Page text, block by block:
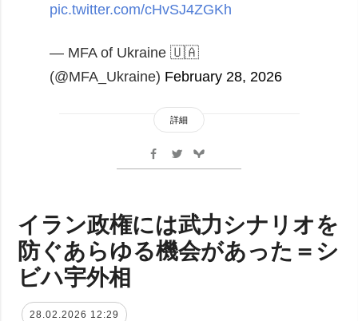
pic.twitter.com/cHvSJ4ZGKh
— MFA of Ukraine 🇺🇦
(@MFA_Ukraine) February 28, 2026
詳細
イラン政権には武力シナリオを
防ぐあらゆる機会があった＝シ
ビハ宇外相
28.02.2026 12:29